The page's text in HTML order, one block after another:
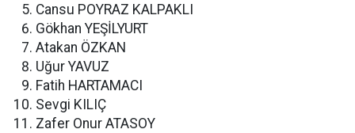
Cansu POYRAZ KALPAKLI
Gökhan YEŞİLYURT
Atakan ÖZKAN
Uğur YAVUZ
Fatih HARTAMACI
Sevgi KILIÇ
Zafer Onur ATASOY